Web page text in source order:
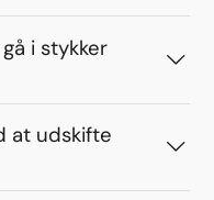
i stykker
at udskifte